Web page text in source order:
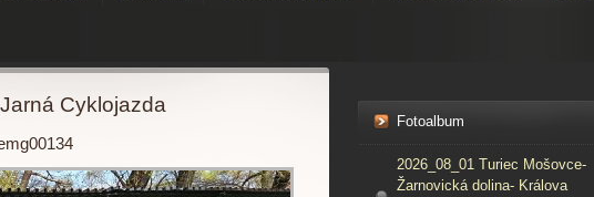
Cyklojazda
Fotoalbum
2026_08_01 Turiec Mošovce-
Žarnovická dolina- Králova